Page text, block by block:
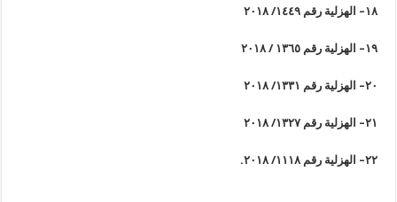
١٨– الهزلية رقم ١٤٤٩/ ٢٠١٨
١٩– الهزلية رقم ١٣٦٥ / ٢٠١٨
٢٠– الهزلية رقم ١٣٣١/ ٢٠١٨
٢١– الهزلية رقم ١٣٢٧/ ٢٠١٨
٢٢– الهزلية رقم ١١١٨/ ٢٠١٨ .